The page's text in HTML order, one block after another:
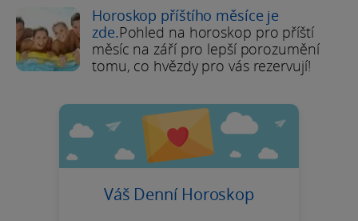
Horoskop příštího měsíce je
zde.Pohled na horoskop pro příští
měsíc na září pro lepší porozumění
tomu, co hvězdy pro vás rezervují!
Váš Denní Horoskop